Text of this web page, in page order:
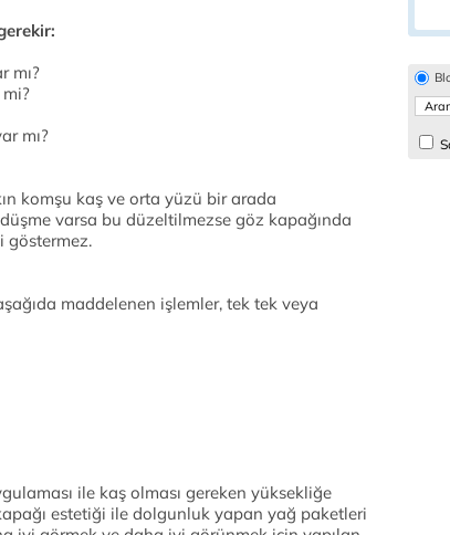
mı?
mı?
komşu kaş ve orta yüzü bir arada
varsa bu düzeltilmezse göz kapağında
göstermez.
maddelenen işlemler, tek tek veya
ile kaş olması gereken yüksekliğe
estetiği ile dolgunluk yapan yağ paketleri